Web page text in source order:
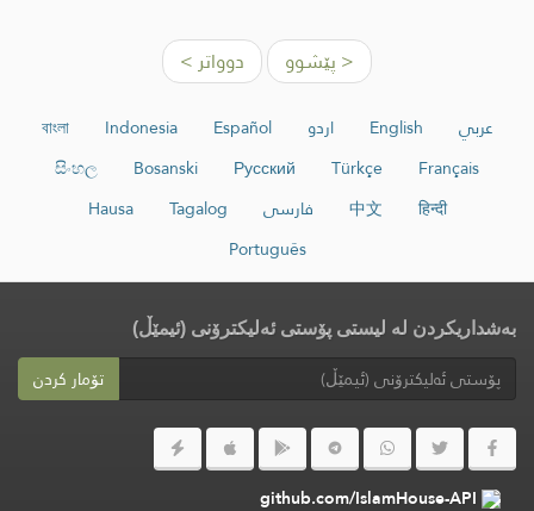
< پێشوو دوواتر >
عربي English اردو Español
Indonesia
বাংলা
Français
Türkçe
Русский
Bosanski
සිංහල
हिन्दी
中文 فارسی Tagalog
Hausa
Português
بەشداریکردن لە لیستی پۆستی ئەلیکترۆنی (ئیمێڵ)
تۆمار کردن
github.com/IslamHouse-API